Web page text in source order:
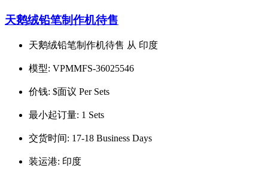
天鹅绒铅笔制作机待售
天鹅绒铅笔制作机待售 从 印度
模型: VPMMFS-36025546
价钱: $面议 Per Sets
最小起订量: 1 Sets
交货时间: 17-18 Business Days
装运港: 印度